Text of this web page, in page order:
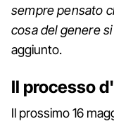
sempre pensato
cosa del genere
aggiunto.
Il processo
Il prossimo 16